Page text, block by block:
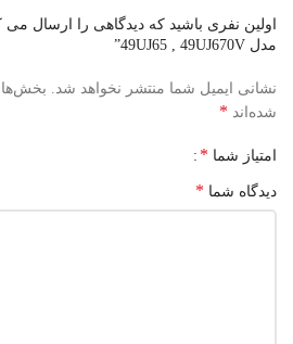
اولین نفری باشید که دیدگاهی را ارسال می
مدل 49UJ65 , 49UJ670V”
نشانی ایمیل شما منتشر نخواهد شد.
شده‌اند *
امتیاز شما *
دیدگاه شما *